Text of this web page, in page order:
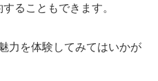
ることもできます。
力を体験してみてはいかが